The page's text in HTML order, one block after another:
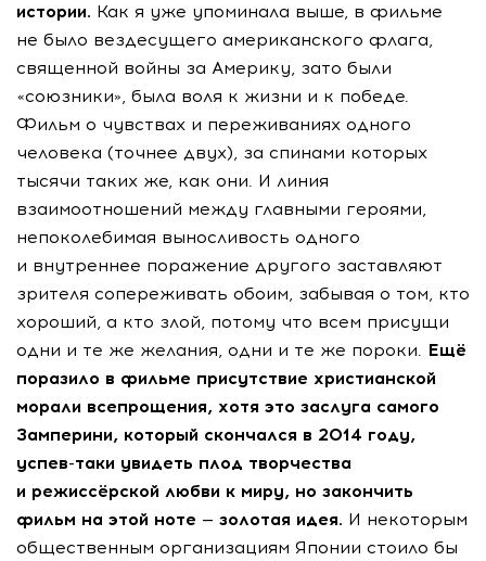
истории. Как я уже упоминала выше, в фильме
не было вездесущего американского флага,
священной войны за Америку, зато были
«союзники», была воля к жизни и к победе.
Фильм о чувствах и переживаниях одного
человека (точнее двух), за спинами которых
тысячи таких же, как они. И линия
взаимоотношений между главными героями,
непоколебимая выносливость одного
и внутреннее поражение другого заставляют
зрителя сопереживать обоим, забывая о том, кто
хороший, а кто злой, потому что всем присущи
одни и те же желания, одни и те же пороки. Ещё
поразило в фильме присутствие христианской
морали всепрощения, хотя это заслуга самого
Замперини, который скончался в 2014 году,
успев-таки увидеть плод творчества
и режиссёрской любви к миру, но закончить
фильм на этой ноте — золотая идея. И некоторым
общественным организациям Японии стоило бы